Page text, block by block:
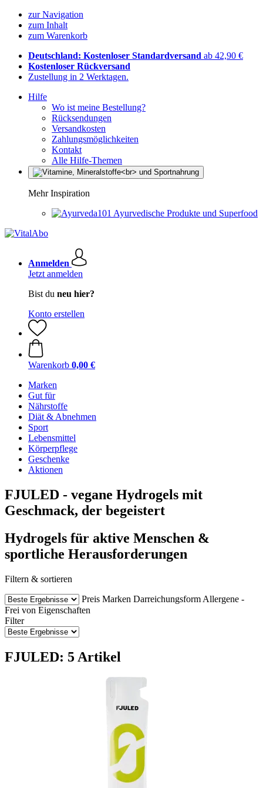
zur Navigation
zum Inhalt
zum Warenkorb
Deutschland: Kostenloser Standardversand ab 42,90 €
Kostenloser Rückversand
Zustellung in 2 Werktagen.
Hilfe
Wo ist meine Bestellung?
Rücksendungen
Versandkosten
Zahlungsmöglichkeiten
Kontakt
Alle Hilfe-Themen
Mehr Inspiration
Ayurvedische Produkte und Superfood
Anmelden
Jetzt anmelden
Bist du neu hier?
Konto erstellen
Warenkorb 0,00 €
Marken
Gut für
Nährstoffe
Diät & Abnehmen
Sport
Lebensmittel
Körperpflege
Geschenke
Aktionen
FJULED - vegane Hydrogels mit
Geschmack, der begeistert
Hydrogels für aktive Menschen &
sportliche Herausforderungen
Filtern & sortieren
Preis Marken Darreichungsform Allergene -
Frei von Eigenschaften
Filter
FJULED: 5 Artikel